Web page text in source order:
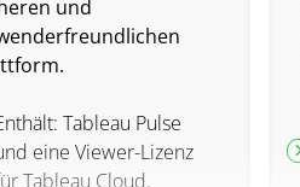
und
Tableau Pulse
eine Viewer-Lizenz
Tableau Cloud.